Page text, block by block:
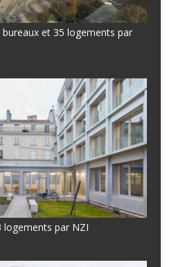
bureaux et 35 logements par
logements par NZI